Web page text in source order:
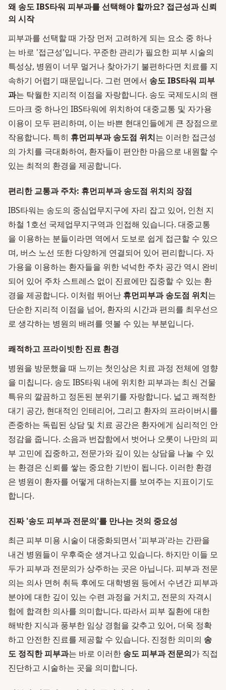
왜 송도 IBS타워 피부과를 선택해야 할까요? 접근성과 신뢰
의 시작
피부과를 선택할 때 가장 먼저 고려하게 되는 요소 중 하나
는 바로 '접근성'입니다. 꾸준한 관리가 필요한 피부 시술의
특성상, 병원이 너무 멀거나 찾아가기 불편하다면 치료를 지
속하기 어렵기 때문입니다. 그런 면에서 송도 IBS타워 피부
과는 탁월한 지리적 이점을 자랑합니다. 송도 국제도시의 랜
드마크 중 하나인 IBS타워에 위치하여 대중교통 및 자가용
이용이 모두 편리하며, 이는 바쁜 현대인들에게 큰 장점으로
작용합니다. 특히 휴먼피부과 송도점 위치는 이러한 접근성
의 가치를 극대화하여, 환자들이 편안한 마음으로 내원할 수
있는 최적의 환경을 제공합니다.
편리한 교통과 주차: 휴먼피부과 송도점 위치의 장점
IBS타워는 송도의 중심업무지구에 자리 잡고 있어, 인천 지
하철 1호선 국제업무지구역과 인접해 있습니다. 대중교통
을 이용하는 분들이라면 역에서 도보로 쉽게 접근할 수 있으
며, 버스 노선 또한 다양하게 연결되어 있어 편리합니다. 자
가용을 이용하는 환자들을 위한 넉넉한 주차 공간 역시 완비
되어 있어 주차 스트레스 없이 진료에만 집중할 수 있는 환
경을 제공합니다. 이처럼 뛰어난 휴먼피부과 송도점 위치는
단순한 지리적 이점을 넘어, 환자의 시간과 편의를 최우선으
로 생각하는 병원의 배려를 엿볼 수 있는 부분입니다.
쾌적하고 프라이빗한 진료 환경
병원을 방문했을 때 느끼는 첫인상은 치료 과정 전체에 영향
을 미칩니다. 송도 IBS타워 내에 위치한 피부과는 최신 건물
특유의 깔끔하고 정돈된 분위기를 자랑합니다. 넓고 쾌적한
대기 공간, 현대적인 인테리어, 그리고 환자의 프라이버시를
존중하는 독립된 상담 및 치료 공간은 환자에게 심리적인 안
정감을 줍니다. 소음과 번잡함에서 벗어나 오롯이 나만의 피
부 고민에 집중하고, 전문가와 깊이 있는 상담을 나눌 수 있
는 환경은 신뢰를 쌓는 중요한 기반이 됩니다. 이러한 환경
은 병원이 환자를 어떻게 대하는지를 보여주는 지표이기도
합니다.
진짜 '송도 피부과 전문의'를 만나는 것의 중요성
최근 피부 미용 시술이 대중화되면서 '피부과'라는 간판을
내건 병원들이 우후죽순 생겨나고 있습니다. 하지만 이들 모
두가 피부과 전문의가 상주하는 곳은 아닙니다. 피부과 전문
의는 의사 면허 취득 후에도 대학병원 등에서 수년간 피부과
분야에 대한 깊이 있는 수련 과정을 거치고, 전문의 자격시
험에 합격한 의사를 의미합니다. 따라서 피부 질환에 대한
해박한 지식과 풍부한 임상 경험을 갖추고 있어, 더욱 정확
하고 안전한 진료를 제공할 수 있습니다. 진정한 의미의 송
도 정직한 피부과는 바로 이러한 송도 피부과 전문의가 직접
진단하고 시술하는 곳을 의미합니다.